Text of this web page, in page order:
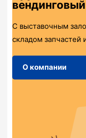
С выставочным
складом запчастей
О компании